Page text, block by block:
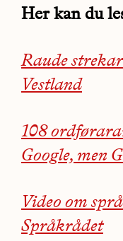
Her kan du
Raude
Vestland
108
Google, men
Video om
Språkrådet